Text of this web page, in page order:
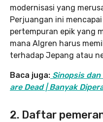
modernisasi yang
Perjuangan ini
pertempuran epik yang
mana Algren harus
terhadap Jepang atau
Baca juga: Sinopsis dan
are Dead | Banyak
2. Daftar